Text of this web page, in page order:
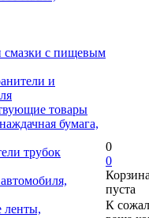
смазки с пищевым
и
товары
бумага,
трубок
ленты,
0
0
пуста
К